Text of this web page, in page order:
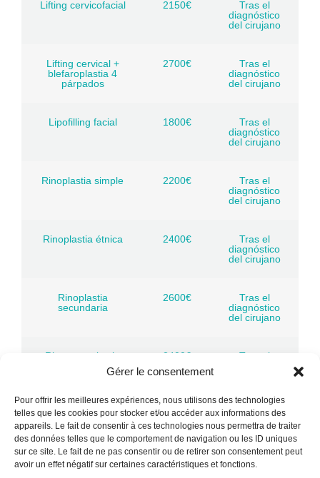
Gérer le consentement
Pour offrir les meilleures expériences, nous utilisons des technologies
telles que les cookies pour stocker et/ou accéder aux informations des
appareils. Le fait de consentir à ces technologies nous permettra de traiter
des données telles que le comportement de navigation ou les ID uniques
sur ce site. Le fait de ne pas consentir ou de retirer son consentement peut
avoir un effet négatif sur certaines caractéristiques et fonctions.
Lifting cervicofacial 2150€
Tras el
diagnóstico
del cirujano
Lifting cervical +
blefaroplastia 4
párpados
2700€
Tras el
diagnóstico
del cirujano
Lipofilling facial 1800€
Tras el
diagnóstico
del cirujano
Rinoplastia simple 2200€
Tras el
diagnóstico
del cirujano
Rinoplastia étnica 2400€
Tras el
diagnóstico
del cirujano
Rinoplastia
secundaria
2600€
Tras el
diagnóstico
del cirujano
Rinoseptoplastia 2400€
Tras el
Blefaroplastia 2
párpados
1700€
Tras el
diagnóstico
del cirujano